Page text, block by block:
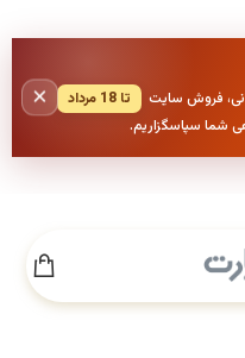
فروش سایت
تا 18 مرداد
شما سپاسگزاریم.
×